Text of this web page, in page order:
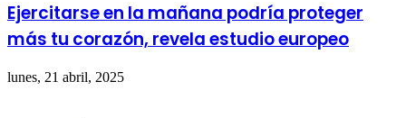
Ejercitarse en la mañana podría proteger
más tu corazón, revela estudio europeo
lunes, 21 abril, 2025